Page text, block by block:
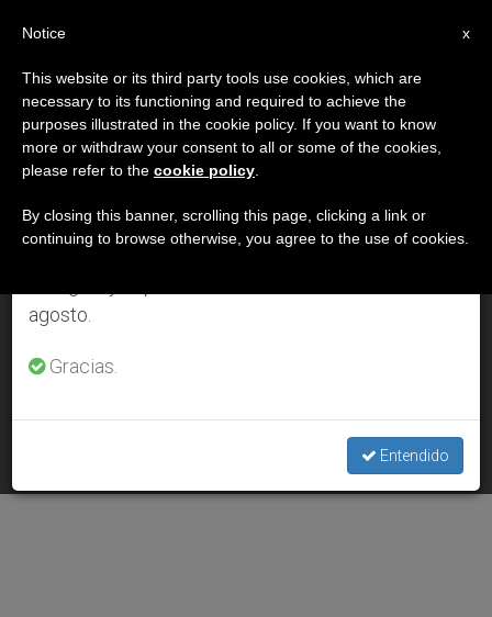
DÍA
Septiembre 5th, 2002
ÚLTIMAS NOTICIAS
La India: Los cristianos piden ser defendidos ante los
SEP 05, 2002 00:00
×
Aviso importante
Del 27 de julio al 7 de agosto haremos la pausa
anual, aprovechando que en el periodo de verano
se generan menos informaciones y también el
agosto.
Gracias.
Entendido
x
Notice
This website or its third party tools use cookies, which are
necessary to its functioning and required to achieve the
purposes illustrated in the cookie policy. If you want to know
more or withdraw your consent to all or some of the cookies,
please refer to the cookie policy
By closing this banner, scrolling this page, clicking a link or
continuing to browse otherwise, you agree to the use of cookies.